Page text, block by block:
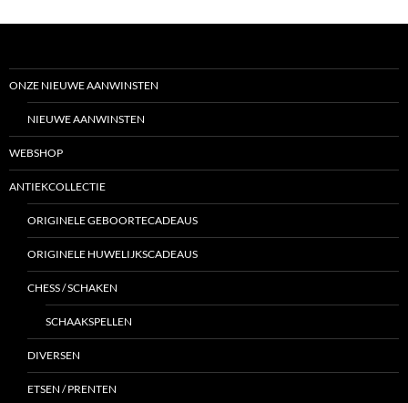
ONZE NIEUWE AANWINSTEN
NIEUWE AANWINSTEN
WEBSHOP
ANTIEKCOLLECTIE
ORIGINELE GEBOORTECADEAUS
ORIGINELE HUWELIJKSCADEAUS
CHESS / SCHAKEN
SCHAAKSPELLEN
DIVERSEN
ETSEN / PRENTEN